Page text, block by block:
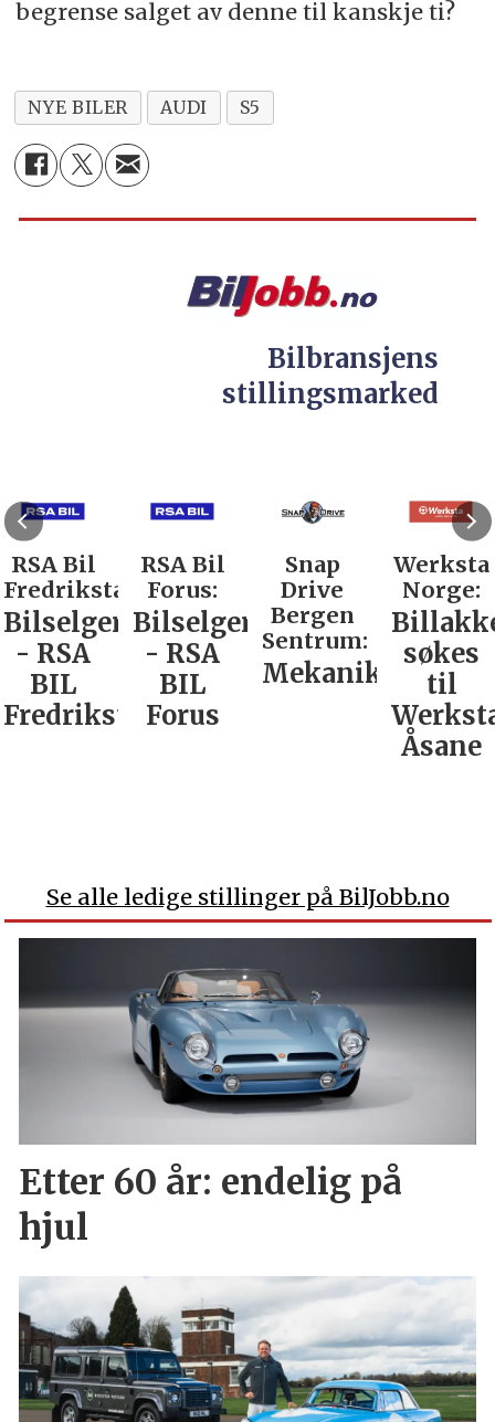
begrense salget av denne til kanskje ti?
NYE BILER AUDI S5
Bilbransjens
stillingsmarked
RSA Bil
Fredrikstad:
Bilselger
- RSA
BIL
Fredrikstad
RSA Bil
Forus:
Bilselger
- RSA
BIL
Forus
Snap
Drive
Bergen
Sentrum:
Mekaniker
Werksta
Norge:
søkes
til
Åsane
Se alle ledige stillinger på BilJobb.no
Etter 60 år: endelig på
hjul